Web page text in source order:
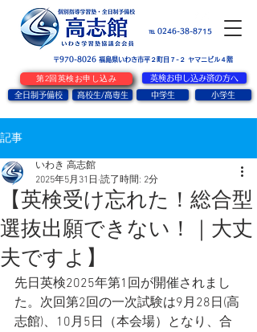
℡ 0246-38-8715
〒970-8026 ​福島県いわき市平２町目７-２ ヤマニビル４階
全日制予備校 高校生/高専生 中学生 小学生
英検お申し込み済の方へ
第2回英検お申し込み
記事
【英検受け忘れた！総合型
選抜出願できない！｜大丈
夫ですよ】
いわき 高志館
2025年5月31日 読了時間: 2分
先日英検2025年第1回が開催されまし
た。次回第2回の一次試験は9月28日(高
志館)、10月5日（本会場）となり、合